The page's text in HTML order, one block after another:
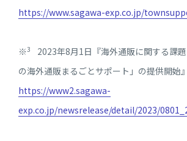
https://www.sagawa-exp.co.jp/
※3 2023年8月1日『海外通販に関する課
の海外通販まるごとサポート」の提供開始』
https://www2.sagawa-
exp.co.jp/newsrelease/detail/2023/